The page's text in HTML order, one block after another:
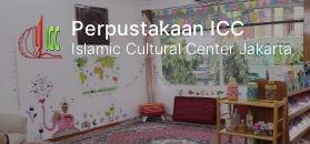
Perpustakaan ICC
Islamic Cultural Center Jakarta